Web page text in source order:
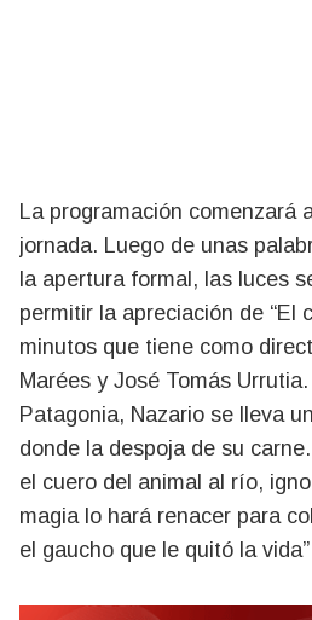
La programación comenzará
jornada. Luego de unas
la apertura formal, las luces
permitir la apreciación de “El
minutos que tiene como
Marées y José Tomás
Patagonia, Nazario se lleva
donde la despoja de su
el cuero del animal al río,
magia lo hará renacer para
el gaucho que le quitó la